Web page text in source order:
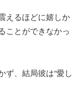
えるほどに嬉しか
ことができなかっ
ず、結局彼は“愛し